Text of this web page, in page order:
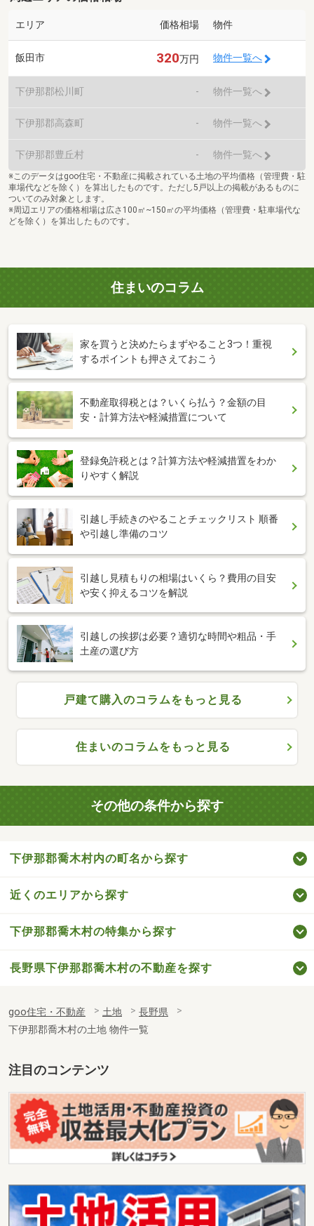
エリア 価格相場 物件
飯田市 320万円 物件一覧へ
下伊那郡松川町 - 物件一覧へ
下伊那郡高森町 - 物件一覧へ
下伊那郡豊丘村 - 物件一覧へ
※このデータはgoo住宅・不動産に掲載されている土地の平均価格（管理費・駐
車場代などを除く）を算出したものです。ただし5戸以上の掲載があるものに
ついてのみ対象とします。
※周辺エリアの価格相場は広さ100㎡~150㎡の平均価格（管理費・駐車場代な
どを除く）を算出したものです。
住まいのコラム
家を買うと決めたらまずやること3つ！重視
するポイントも押さえておこう
不動産取得税とは？いくら払う？金額の目
安・計算方法や軽減措置について
登録免許税とは？計算方法や軽減措置をわか
りやすく解説
引越し手続きのやることチェックリスト 順番
や引越し準備のコツ
引越し見積もりの相場はいくら？費用の目安
や安く抑えるコツを解説
引越しの挨拶は必要？適切な時間や粗品・手
土産の選び方
戸建て購入のコラムをもっと見る
住まいのコラムをもっと見る
その他の条件から探す
下伊那郡喬木村内の町名から探す
近くのエリアから探す
下伊那郡喬木村の特集から探す
長野県下伊那郡喬木村の不動産を探す
goo住宅・不動産 土地
長野県
下伊那郡喬木村の土地 物件一覧
注目のコンテンツ